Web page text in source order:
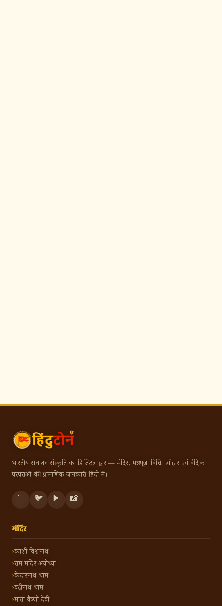
भारतीय सनातन संस्कृति का डिजिटल द्वार — मंदिर, मंत्र, पूजा विधि, त्योहार एवं वैदिक
परंपराओं की प्रामाणिक जानकारी हिंदी में।
📘 🐦 ▶️ 📸
मंदिर
काशी विश्वनाथ
राम मंदिर अयोध्या
केदारनाथ धाम
बद्रीनाथ धाम
माता वैष्णो देवी